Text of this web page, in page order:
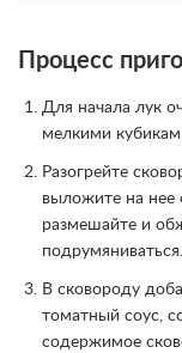
Процесс
Для начала лук
мелкими
Разогрейте
выложите на нее
размешайте и
подрумяниваться.
В сковороду
томатный соус,
содержимое